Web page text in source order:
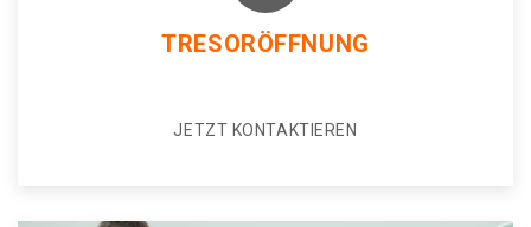
TRESORÖFFNUNG
JETZT KONTAKTIEREN